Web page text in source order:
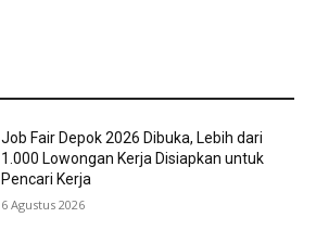
Job Fair Depok 2026 Dibuka, Lebih dari
1.000 Lowongan Kerja Disiapkan untuk
Pencari Kerja
6 Agustus 2026